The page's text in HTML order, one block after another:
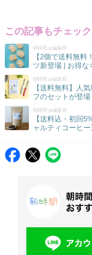
この記事もチェック
朝時間.jp編集部
【2個で送料無
ツ新登場 | お得な
朝時間.jp編集部
【送料無料】人
フのセットが登
朝時間.jp編集部
【送料込・初回
ャルティコーヒ